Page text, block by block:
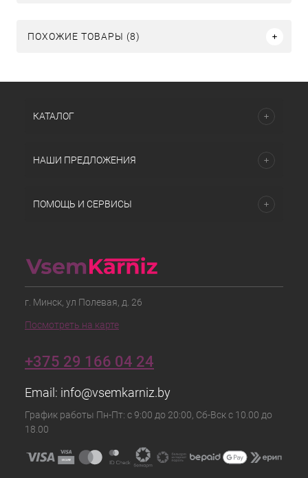
ПОХОЖИЕ ТОВАРЫ (8)
КАТАЛОГ
НАШИ ПРЕДЛОЖЕНИЯ
ПОМОЩЬ И СЕРВИСЫ
г. Минск, ул Полевая, д. 26
Посмотреть на карте
+375 29 166 04 24
Email: info@vsemkarniz.by
График работы Пн-Пт: с 9:00 до 20:00, Сб-Вск с 10.00 до
18.00